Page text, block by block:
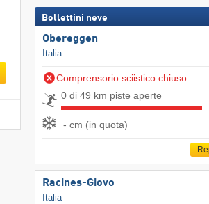
Bollettini neve
Obereggen
Italia
Comprensorio sciistico chiuso
0 di 49 km piste aperte
- cm (in quota)
Racines-Giovo
Italia